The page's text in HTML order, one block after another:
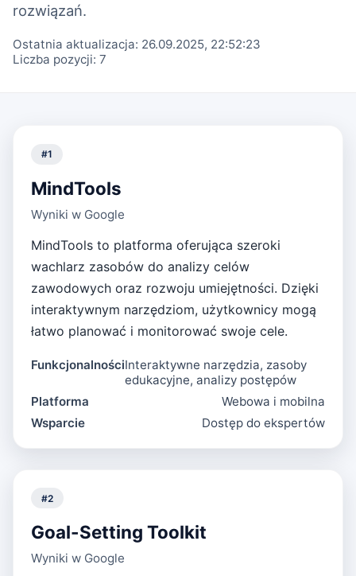
rozwiązań.
Ostatnia aktualizacja: 26.09.2025, 22:52:23
Liczba pozycji: 7
#1
MindTools
Wyniki w Google
MindTools to platforma oferująca szeroki
wachlarz zasobów do analizy celów
zawodowych oraz rozwoju umiejętności. Dzięki
interaktywnym narzędziom, użytkownicy mogą
łatwo planować i monitorować swoje cele.
FunkcjonalnościInteraktywne narzędzia, zasoby
edukacyjne, analizy postępów
Platforma
Webowa i mobilna
Wsparcie
Dostęp do ekspertów
#2
Goal-Setting Toolkit
Wyniki w Google